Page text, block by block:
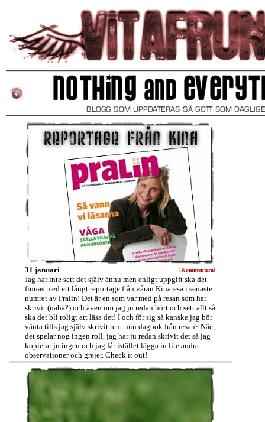
31 januari [Kommentera]
Jag har inte sett det själv ännu men enligt uppgift ska det
finnas med ett långt reportage från våran Kinaresa i senaste
numret av Pralin! Det är en som var med på resan som har
skrivit (nähä?) och även om jag ju redan hört och sett allt så
ska det bli roligt att läsa det! I och för sig så kanske jag bör
vänta tills jag själv skrivit rent min dagbok från resan? Näe,
det spelar nog ingen roll, jag har ju redan skrivit det så jag
kopierar ju ingen och jag får istället lägga in lite andra
observationer och grejer. Check it out!